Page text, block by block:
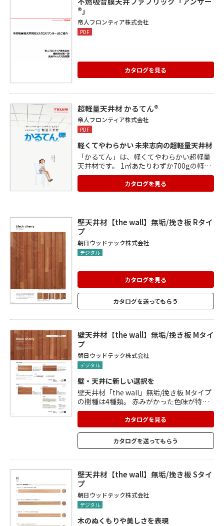
ション調整ホールで簡単施工 特許取得済
み) 構造(衝撃吸収バネで安全性が向上した
特殊構造 特許取得済み)
®」
帝人フロンティア株式会社
PDF
カタログを見る
超軽量天井材 かるてん®
帝人フロンティア株式会社
PDF
軽くてやわらかい 未来志向の超軽量天井材
「かるてん」は、軽くてやわらかい超軽量
天井材です。 1㎡あたりわずか700gの軽さ
と、不燃性・面剛性を同時に実現。 これま
でにない繊維系不燃天井材を開発しまし
た。 石膏ボードの2分の1という薄さなが
くて軽いので、運搬や取り回しがしやすく
保管にもスペース を取りません。加工もカ
ッター1本で容易にでき、加工時の 粉塵の
飛散や騒音もありません。
カタログを見る
壁天井材【the wall】無垢/挽き板 Rタイ
プ
朝日ウッドテック株式会社
デジタル
カタログを見る
カタログを送ってもらう
壁天井材【the wall】無垢/挽き板 Mタイ
プ
朝日ウッドテック株式会社
デジタル
壁・天井に新しい選択を
壁天井材「the wall」無垢/挽き板 Mタイプ
の樹種は4種類。 赤みがかった色味が特徴
の「black cherry(ブラックチェリー)」、
衝撃や摩擦に強い「hard maple(ハードメ
イプル)」、チョコレートのような深い色合
いの「black walnut(ブラックウォルナッ
ト)」、一般的によく使われる「oak(オー
ます。
カタログを見る
カタログを送ってもらう
壁天井材【the wall】無垢/挽き板 Sタイ
プ
朝日ウッドテック株式会社
デジタル
木のぬくもりや美しさを表現